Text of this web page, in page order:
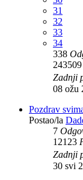
31
32
33
34
338
243509
Zadnji
08 ožu
Pozdrav
Postao/la
7
12123
Zadnji
30 svi